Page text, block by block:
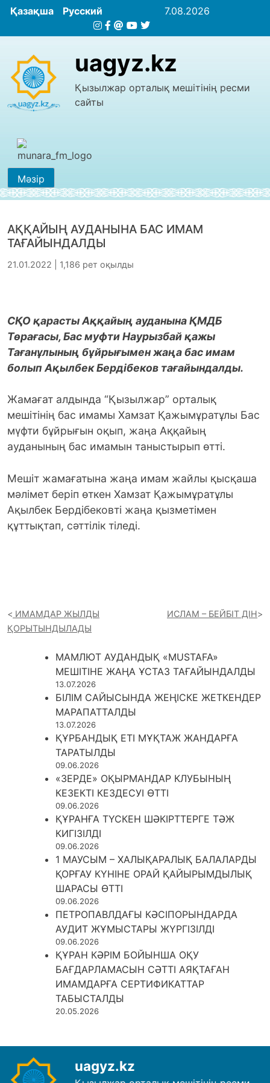
Қазақша Русский 7.08.2026
uagyz.kz
Қызылжар орталық мешітінің ресми
сайты
Мәзір
АҚҚАЙЫҢ АУДАНЫНА БАС ИМАМ
ТАҒАЙЫНДАЛДЫ
21.01.2022 | 1,186 рет оқылды
СҚО қарасты Аққайың ауданына ҚМДБ
Төрағасы, Бас муфти Наурызбай қажы
Тағанұлының бұйрығымен жаңа бас имам
болып Ақылбек Бердібеков тағайындалды.
Жамағат алдында “Қызылжар” орталық
мешітінің бас имамы Хамзат Қажымұратұлы Бас
мүфти бұйрығын оқып, жаңа Аққайың
ауданының бас имамын таныстырып өтті.
Мешіт жамағатына жаңа имам жайлы қысқаша
мәлімет беріп өткен Хамзат Қажымұратұлы
Ақылбек Бердібековті жаңа қызметімен
құттықтап, сәттілік тіледі.
ИМАМДАР ЖЫЛДЫ
ҚОРЫТЫНДЫЛАДЫ
ИСЛАМ – БЕЙБІТ ДІН
МАМЛЮТ АУДАНДЫҚ «MUSTAFA»
МЕШІТІНЕ ЖАҢА ҰСТАЗ ТАҒАЙЫНДАЛДЫ
13.07.2026
БІЛІМ САЙЫСЫНДА ЖЕҢІСКЕ ЖЕТКЕНДЕР
МАРАПАТТАЛДЫ
13.07.2026
ҚҰРБАНДЫҚ ЕТІ МҰҚТАЖ ЖАНДАРҒА
ТАРАТЫЛДЫ
09.06.2026
«ЗЕРДЕ» ОҚЫРМАНДАР КЛУБЫНЫҢ
КЕЗЕКТІ КЕЗДЕСУІ ӨТТІ
09.06.2026
ҚҰРАНҒА ТҮСКЕН ШӘКІРТТЕРГЕ ТӘЖ
КИГІЗІЛДІ
09.06.2026
1 МАУСЫМ – ХАЛЫҚАРАЛЫҚ БАЛАЛАРДЫ
ҚОРҒАУ КҮНІНЕ ОРАЙ ҚАЙЫРЫМДЫЛЫҚ
ШАРАСЫ ӨТТІ
09.06.2026
ПЕТРОПАВЛДАҒЫ КӘСІПОРЫНДАРДА
АУДИТ ЖҰМЫСТАРЫ ЖҮРГІЗІЛДІ
09.06.2026
ҚҰРАН КӘРІМ БОЙЫНША ОҚУ
БАҒДАРЛАМАСЫН СӘТТІ АЯҚТАҒАН
ИМАМДАРҒА СЕРТИФИКАТТАР
ТАБЫСТАЛДЫ
20.05.2026
uagyz.kz